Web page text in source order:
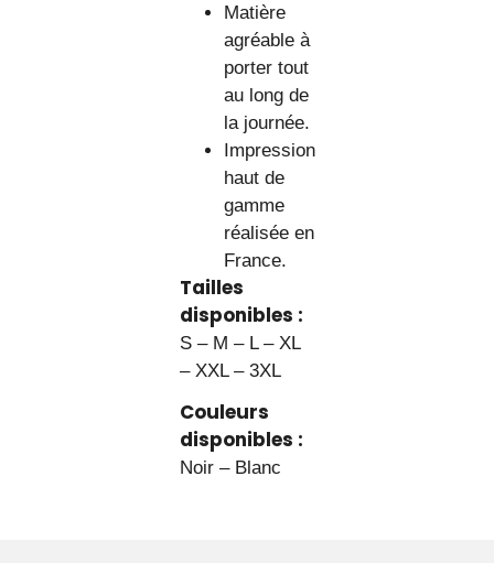
Matière
agréable à
porter tout
au long de
la journée.
Impression
haut de
gamme
réalisée en
France.
Tailles
disponibles :
S – M – L – XL
– XXL – 3XL
Couleurs
disponibles :
Noir – Blanc